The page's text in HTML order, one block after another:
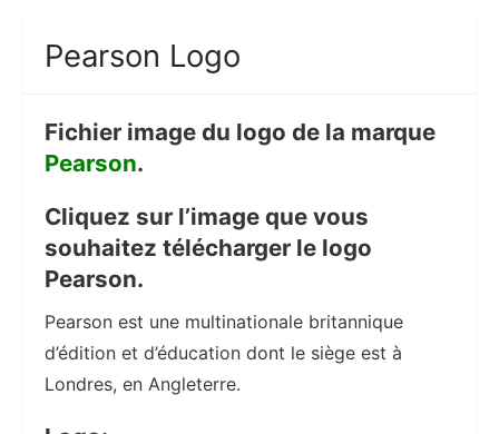
Pearson Logo
Fichier image du logo de la marque
Pearson.
Cliquez sur l’image que vous
souhaitez télécharger le logo
Pearson.
Pearson est une multinationale britannique
d’édition et d’éducation dont le siège est à
Londres, en Angleterre.